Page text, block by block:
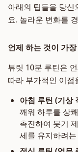
아래의 팁들을 당신
요. 놀라운 변화를
언제 하는 것이 가
뷰릿 10분 루틴은
따라 부가적인 이점
아침 루틴 (기상
깨워 하루를 상
촉진하여 붓기
세를 유지하려